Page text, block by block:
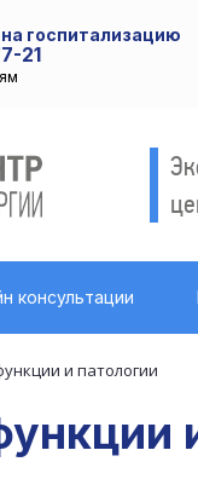
госпитализацию
21
консультации
и патологии